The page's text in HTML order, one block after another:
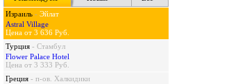
Израиль - Эйлат
Astral Village
Цена от 3 636 Руб.
Турция - Стамбул
Flower Palace Hotel
Цена от 3 333 Руб.
Греция - п-ов. Халкидики